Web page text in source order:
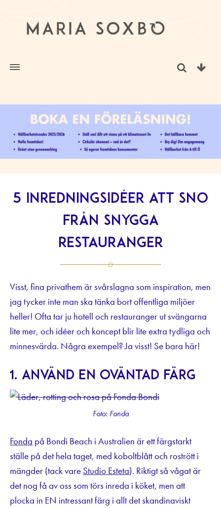
5 inredningsidéer att sno
från snygga
restauranger
Visst, fina privathem är svårslagna som inspiration, men
jag tycker inte man ska tänka bort offentliga miljöer
heller! Ofta tar ju hotell och restauranger ut svängarna
lite mer, och idéer och koncept blir lite extra tydliga och
minnesvärda. Några exempel? Ja visst! Se bara här!
1. Använd en oväntad färg
Foto: Fonda
Fonda på Bondi Beach i Australien är ett färgstarkt
ställe på det hela taget, med koboltblått och rostrött i
mängder (tack vare Studio Esteta). Riktigt så vågat är
det nog få av oss som törs inreda i köket, men att
plocka in EN intressant färg i allt det skandinaviskt